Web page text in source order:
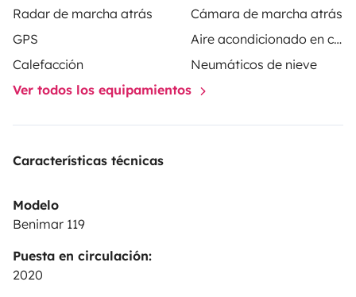
Radar de marcha atrás
Cámara de marcha atrás
GPS
Aire acondicionado en cabina
Calefacción
Neumáticos de nieve
Ver todos los equipamientos
Características técnicas
Modelo
Benimar 119
Puesta en circulación:
2020